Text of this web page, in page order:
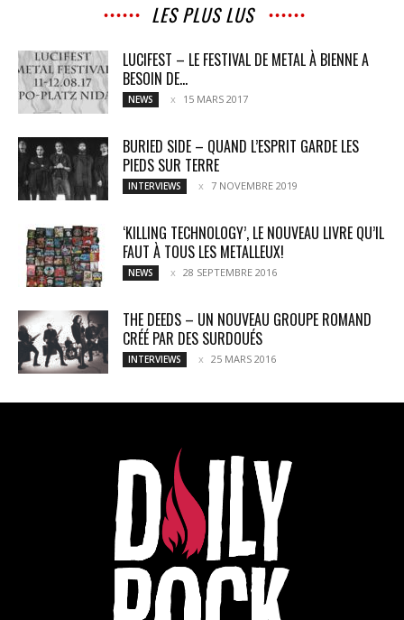
LES PLUS LUS
LUCIFEST – LE FESTIVAL DE METAL À BIENNE A
BESOIN DE...
NEWS 15 MARS 2017
BURIED SIDE – QUAND L’ESPRIT GARDE LES
PIEDS SUR TERRE
INTERVIEWS 7 NOVEMBRE 2019
‘KILLING TECHNOLOGY’, LE NOUVEAU LIVRE QU’IL
FAUT À TOUS LES METALLEUX!
NEWS 28 SEPTEMBRE 2016
THE DEEDS – UN NOUVEAU GROUPE ROMAND
CRÉÉ PAR DES SURDOUÉS
INTERVIEWS 25 MARS 2016